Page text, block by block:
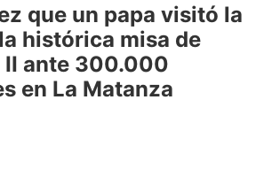
que un papa visitó la
histórica misa de
II ante 300.000
en La Matanza